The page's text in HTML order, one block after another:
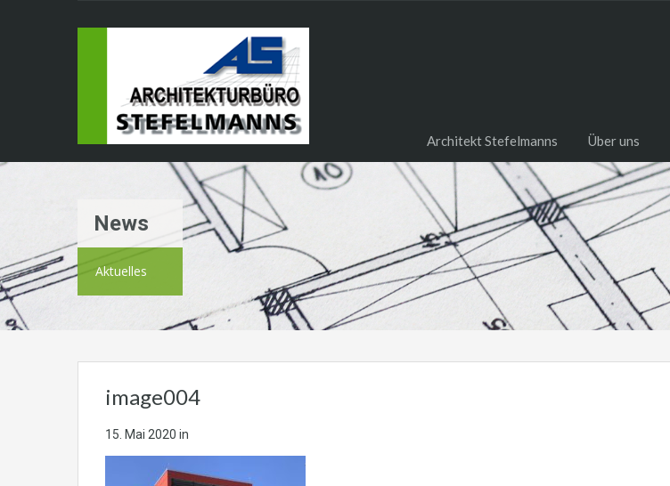
Architekt Stefelmanns Über uns
News
Aktuelles
image004
15. Mai 2020 in